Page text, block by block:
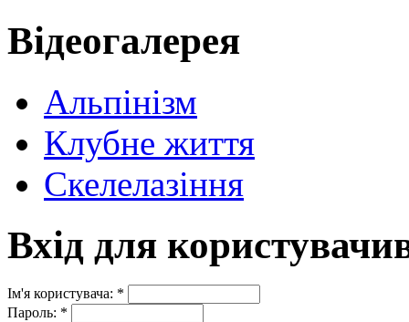
Відеогалерея
Альпінізм
Клубне життя
Скелелазіння
Вхід для
Ім'я користувача: *
Пароль: *